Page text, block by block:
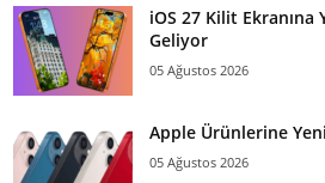
iOS 27 Kilit
Geliyor
05 Ağustos 2026
Apple Ürünlerine
05 Ağustos 2026